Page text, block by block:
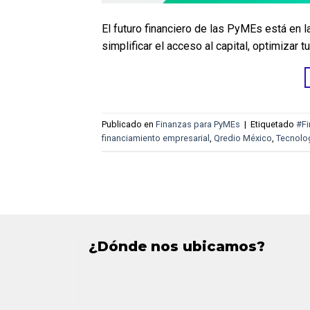
El futuro financiero de las PyMEs está en
simplificar el acceso al capital, optimizar
Publicado en Finanzas para PyMEs | Etiquetado
financiamiento empresarial , Qredio México,
¿Dónde nos ubicamos?